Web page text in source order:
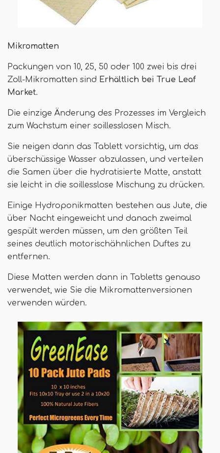
Mikromatten
Packungen von 10, 25, 50 oder 100 zwei bis drei
Zoll-Mikromatten sind Erhältlich bei True Leaf
Market.
Die einzige Änderung des Prozesses im Vergleich
zum Wachstum einer soillesslosen Misch.
Sie neigen dann das Tablett vorsichtig, um das
überschüssige Wasser abzulassen, und verteilen
die Samen über die hydratisierte Matte, anstatt
sie leicht in die soillesslose Mischung zu drücken.
Einige Hydroponikmatten bestehen aus Jute, die
über Nacht eingeweicht und danach zweimal
gespült werden müssen, um den größten Teil
seines deutlich motorischähnlichen Duftes zu
entfernen.
Diese Matten werden dann in Tabletts genauso
verwendet, wie Sie die Mikromattenversionen
verwenden würden.